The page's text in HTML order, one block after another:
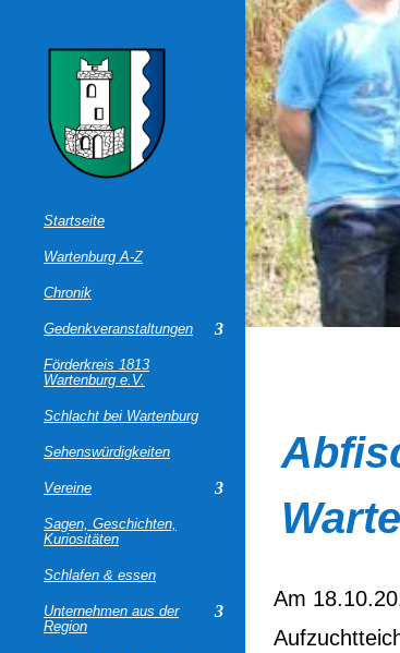
Startseite
Wartenburg A-Z
Chronik
Gedenkveranstaltungen
Förderkreis 1813
Wartenburg e.V.
Schlacht bei Wartenburg
Sehenswürdigkeiten
Vereine
Sagen, Geschichten,
Kuriositäten
Schlafen & essen
Unternehmen aus der
Region
Am